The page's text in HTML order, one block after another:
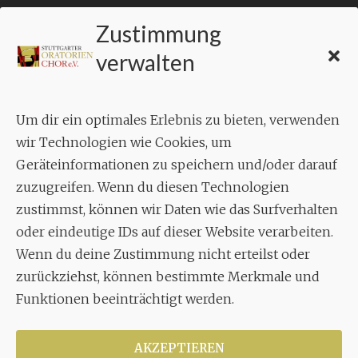
Zustimmung
verwalten
Um dir ein optimales Erlebnis zu bieten, verwenden
wir Technologien wie Cookies, um
Geräteinformationen zu speichern und/oder darauf
zuzugreifen. Wenn du diesen Technologien
zustimmst, können wir Daten wie das Surfverhalten
oder eindeutige IDs auf dieser Website verarbeiten.
Wenn du deine Zustimmung nicht erteilst oder
zurückziehst, können bestimmte Merkmale und
Funktionen beeinträchtigt werden.
AKZEPTIEREN
KONTAKT
Geschäftsstelle:
Aixheimer Str. 18
70619 Stuttgart
MUSIK
Musikalischer Leiter:
Enrico Trummer
Tel.+49 (0)177 / 34 23 57 1
Facebook
TwitterYouTube